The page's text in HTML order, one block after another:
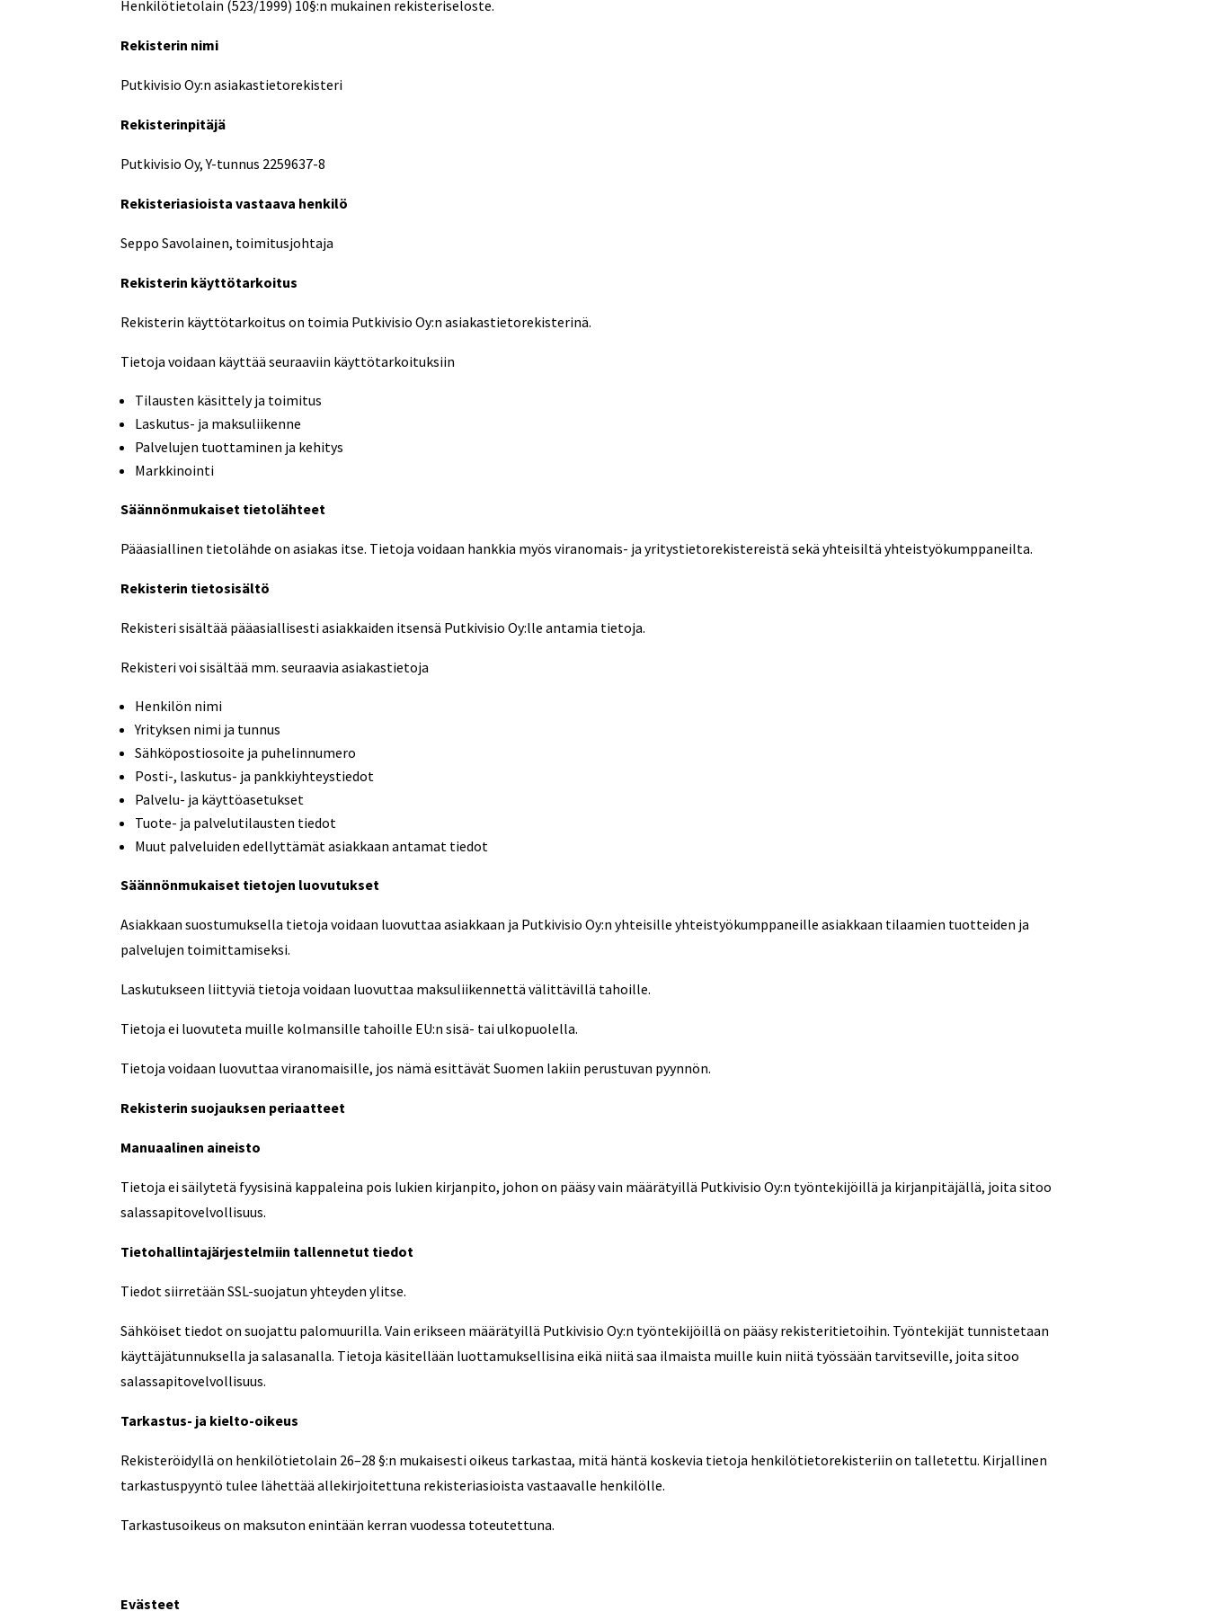
Henkilötietolain (523/1999) 10§:n mukainen rekisteriseloste.
Rekisterin nimi
Putkivisio Oy:n asiakastietorekisteri
Rekisterinpitäjä
Putkivisio Oy, Y-tunnus 2259637-8
Rekisteriasioista vastaava henkilö
Seppo Savolainen, toimitusjohtaja
Rekisterin käyttötarkoitus
Rekisterin käyttötarkoitus on toimia Putkivisio Oy:n asiakastietorekisterinä.
Tietoja voidaan käyttää seuraaviin käyttötarkoituksiin
Tilausten käsittely ja toimitus
Laskutus- ja maksuliikenne
Palvelujen tuottaminen ja kehitys
Markkinointi
Säännönmukaiset tietolähteet
Pääasiallinen tietolähde on asiakas itse. Tietoja voidaan hankkia myös viranomais- ja yritystietorekistereistä sekä yhteisiltä yhteistyökumppaneilta.
Rekisterin tietosisältö
Rekisteri sisältää pääasiallisesti asiakkaiden itsensä Putkivisio Oy:lle antamia tietoja.
Rekisteri voi sisältää mm. seuraavia asiakastietoja
Henkilön nimi
Yrityksen nimi ja tunnus
Sähköpostiosoite ja puhelinnumero
Posti-, laskutus- ja pankkiyhteystiedot
Palvelu- ja käyttöasetukset
Tuote- ja palvelutilausten tiedot
Muut palveluiden edellyttämät asiakkaan antamat tiedot
Säännönmukaiset tietojen luovutukset
Asiakkaan suostumuksella tietoja voidaan luovuttaa asiakkaan ja Putkivisio Oy:n yhteisille yhteistyökumppaneille asiakkaan tilaamien tuotteiden ja
palvelujen toimittamiseksi.
Laskutukseen liittyviä tietoja voidaan luovuttaa maksuliikennettä välittävillä tahoille.
Tietoja ei luovuteta muille kolmansille tahoille EU:n sisä- tai ulkopuolella.
Tietoja voidaan luovuttaa viranomaisille, jos nämä esittävät Suomen lakiin perustuvan pyynnön.
Rekisterin suojauksen periaatteet
Manuaalinen aineisto
Tietoja ei säilytetä fyysisinä kappaleina pois lukien kirjanpito, johon on pääsy vain määrätyillä Putkivisio Oy:n työntekijöillä ja kirjanpitäjällä, joita sitoo
salassapitovelvollisuus.
Tietohallintajärjestelmiin tallennetut tiedot
Tiedot siirretään SSL-suojatun yhteyden ylitse.
Sähköiset tiedot on suojattu palomuurilla. Vain erikseen määrätyillä Putkivisio Oy:n työntekijöillä on pääsy rekisteritietoihin. Työntekijät tunnistetaan
käyttäjätunnuksella ja salasanalla. Tietoja käsitellään luottamuksellisina eikä niitä saa ilmaista muille kuin niitä työssään tarvitseville, joita sitoo
salassapitovelvollisuus.
Tarkastus- ja kielto-oikeus
Rekisteröidyllä on henkilötietolain 26–28 §:n mukaisesti oikeus tarkastaa, mitä häntä koskevia tietoja henkilötietorekisteriin on talletettu. Kirjallinen
tarkastuspyyntö tulee lähettää allekirjoitettuna rekisteriasioista vastaavalle henkilölle.
Tarkastusoikeus on maksuton enintään kerran vuodessa toteutettuna.
Evästeet